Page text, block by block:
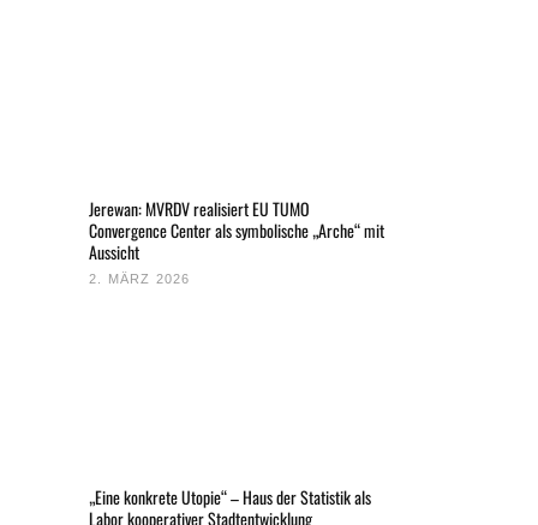
Jerewan: MVRDV realisiert EU TUMO
Convergence Center als symbolische „Arche“ mit
Aussicht
2. MÄRZ 2026
„Eine konkrete Utopie“ – Haus der Statistik als
Labor kooperativer Stadtentwicklung